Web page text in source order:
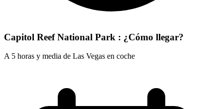
Capitol Reef National Park : ¿Cómo llegar?
A 5 horas y media de Las Vegas en coche